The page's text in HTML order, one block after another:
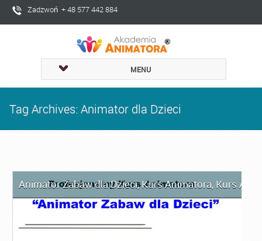
Zadzwoń + 48 577 442 884
MENU
Tag Archives: Animator dla Dzieci
Animator Zabaw dla Dzieci,Kurs Animatora, Kurs